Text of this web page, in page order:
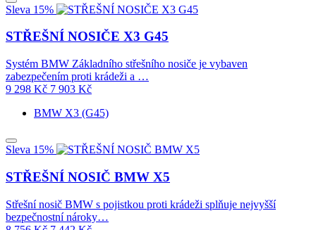
Sleva 15%
STŘEŠNÍ NOSIČE X3 G45
Systém BMW Základního střešního nosiče je vybaven
zabezpečením proti krádeži a …
9 298 Kč 7 903 Kč
BMW X3 (G45)
Sleva 15%
STŘEŠNÍ NOSIČ BMW X5
Střešní nosič BMW s pojistkou proti krádeži splňuje nejvyšší
bezpečnostní nároky…